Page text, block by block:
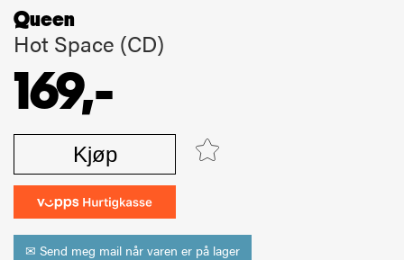
Queen
Hot Space (CD)
169,-
Kjøp
✉ Send meg mail når varen er på lager